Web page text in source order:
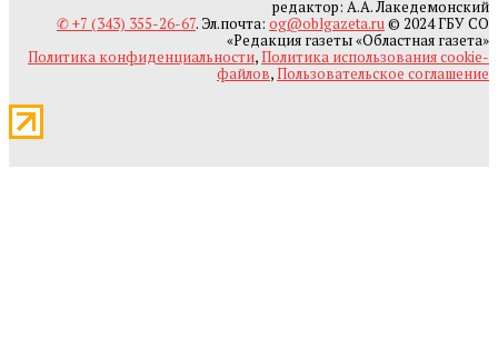
редактор: А.А. Лакедемонский
✆ +7 (343) 355-26-67. Эл.почта: og@oblgazeta.ru© 2024 ГБУ СО
«Редакция газеты «Областная газета»
Политика конфиденциальности,Политика использования cookie-
файлов,Пользовательское соглашение